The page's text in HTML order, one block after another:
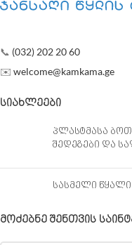
📞 (032) 202 20 60
✉️ welcome@kamkama.ge
ᲡᲘᲐᲮᲚᲔᲔᲑᲘ
პლასტმასა
შედეგები და
სასმელი
ᲛᲝᲫᲔᲑᲜᲔ ᲨᲔᲜᲗᲕᲘᲡ